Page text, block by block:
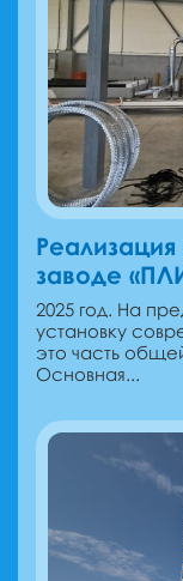
заводе
2025 год. На
установку
это часть
Основная...